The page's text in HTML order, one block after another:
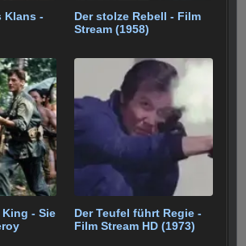
Klans -
Der stolze Rebell - Film
Stream (1958)
- Sie
Der Teufel führt Regie -
Film Stream HD (1973)